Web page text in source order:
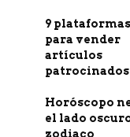
9 plataformas
para vender
artículos
patrocinados
Horóscopo
el lado
zodiaco